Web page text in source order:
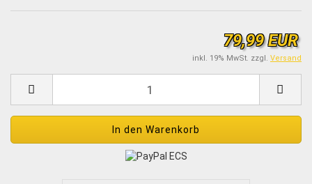
79,99 EUR
inkl. 19% MwSt. zzgl. Versand